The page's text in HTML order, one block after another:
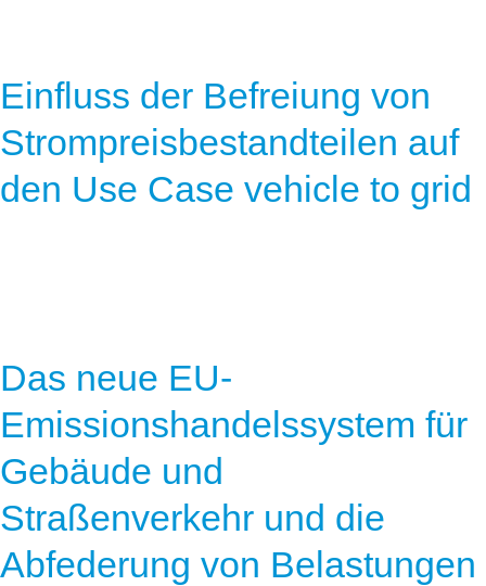
Einfluss der Befreiung von
Strompreisbestandteilen auf
den Use Case vehicle to grid
Das neue EU-
Emissionshandelssystem für
Gebäude und
Straßenverkehr und die
Abfederung von Belastungen